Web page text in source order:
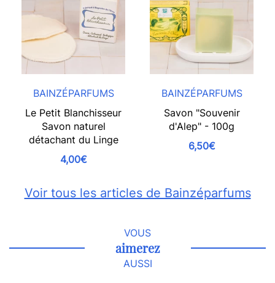
BAINZÉPARFUMS
Le Petit Blanchisseur
Savon naturel
détachant du Linge
4,00€
BAINZÉPARFUMS
Savon "Souvenir
d'Alep" - 100g
6,50€
Voir tous les articles de Bainzéparfums
VOUS
aimerez
AUSSI